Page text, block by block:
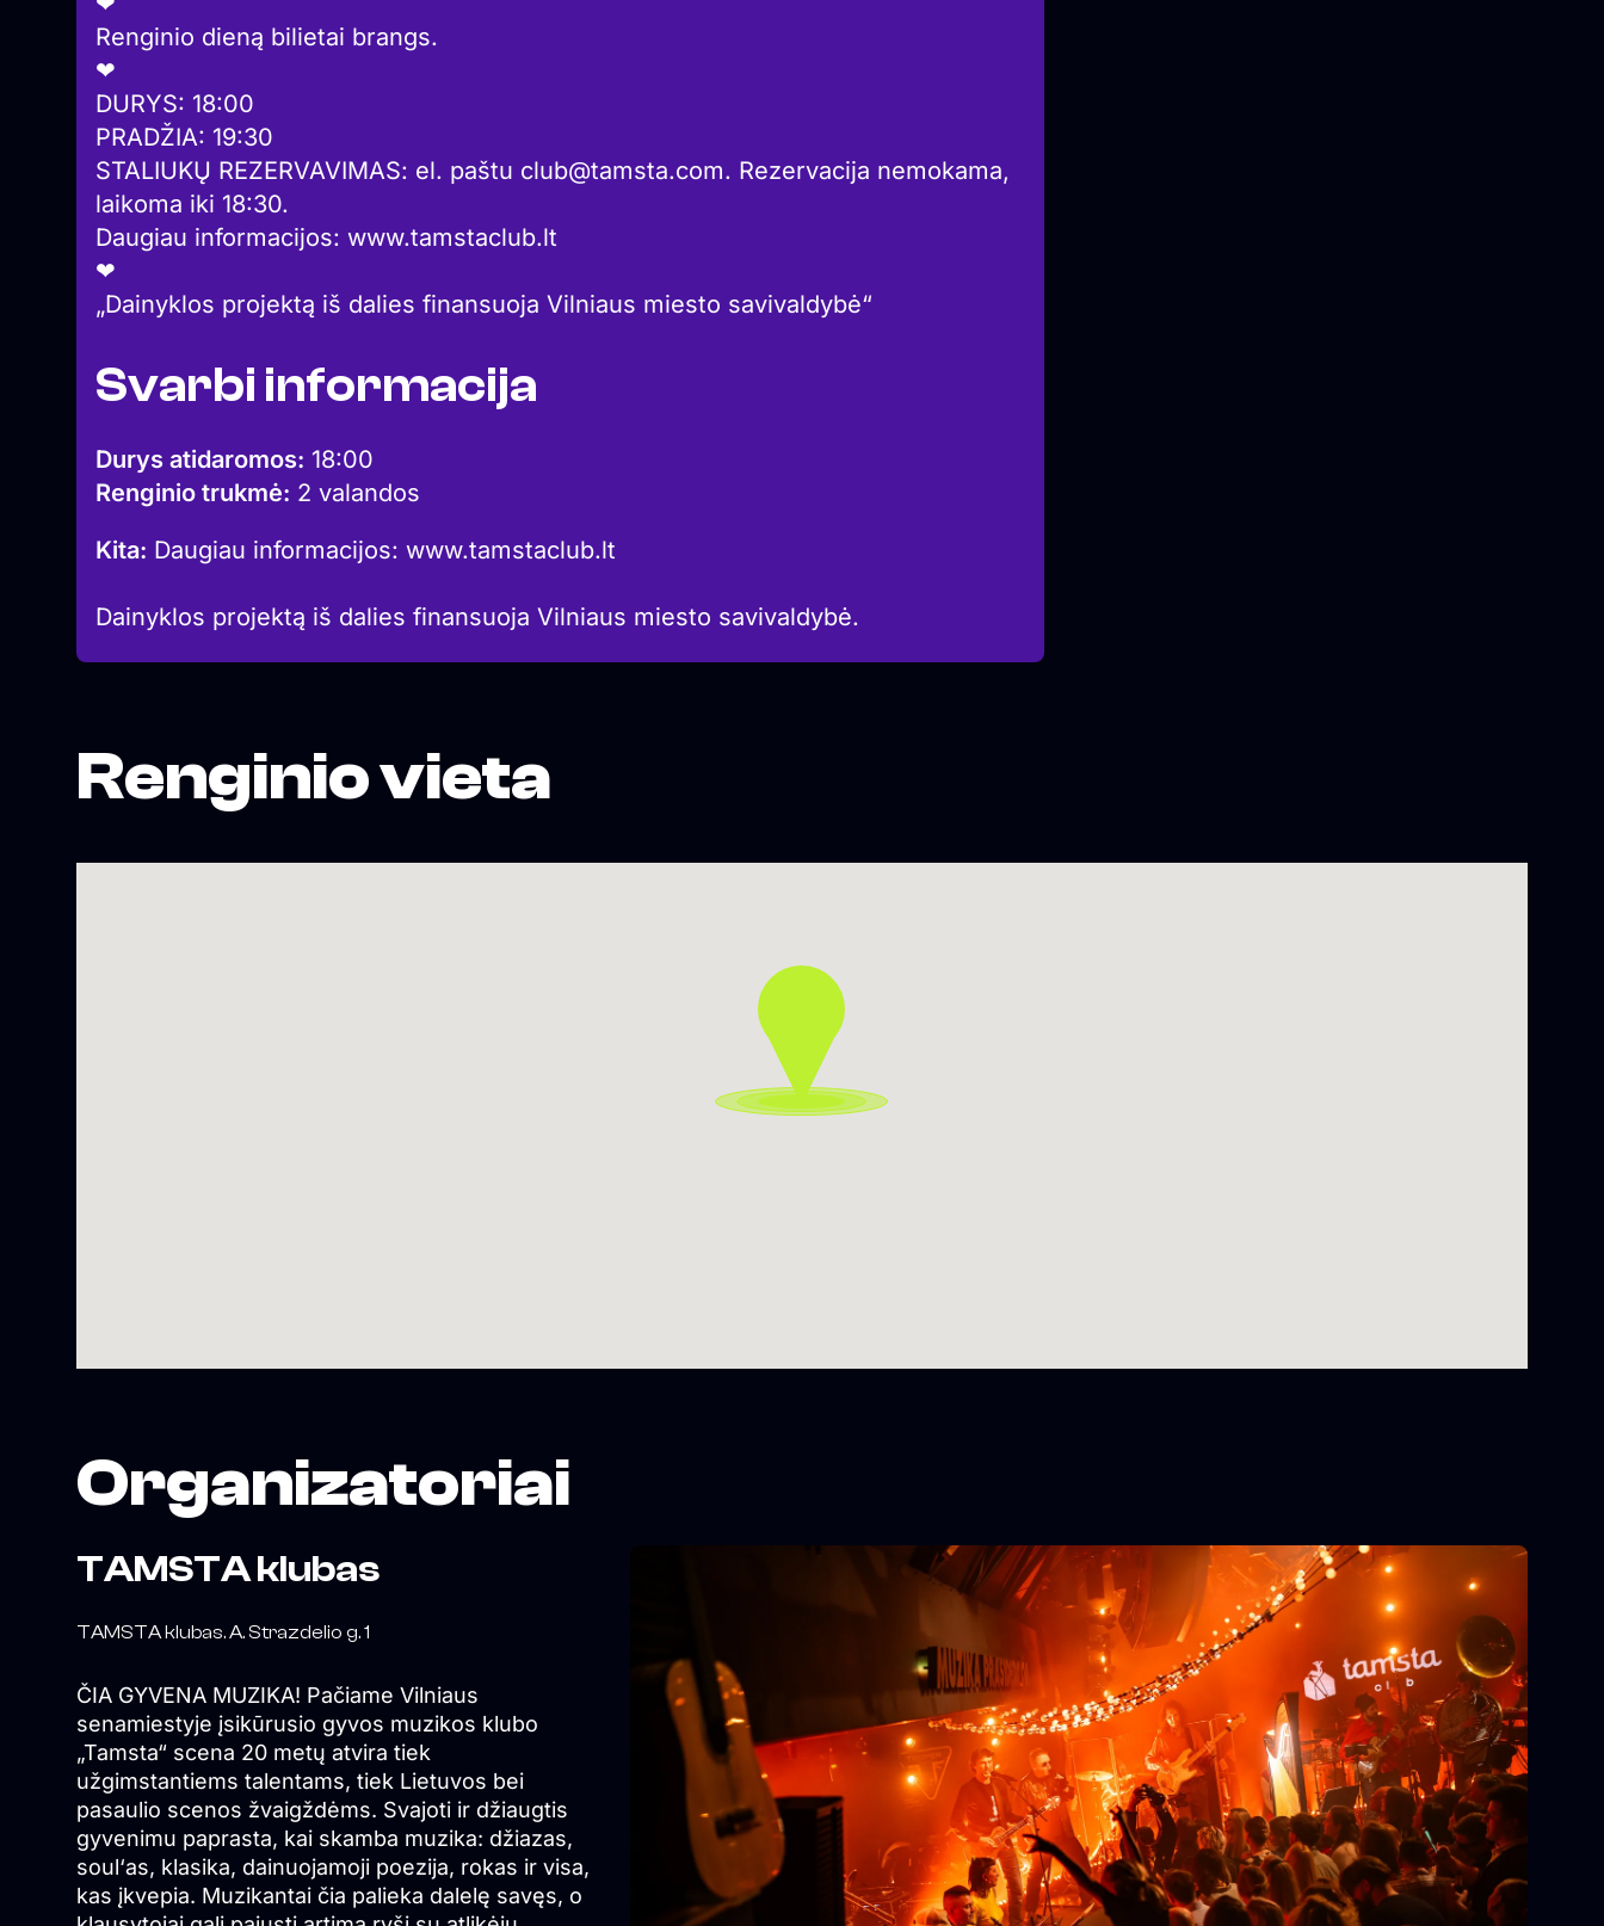
Renginio dieną bilietai brangs.
❤︎
DURYS: 18:00
PRADŽIA: 19:30
STALIUKŲ REZERVAVIMAS: el. paštu club@tamsta.com. Rezervacija nemokama,
laikoma iki 18:30.
Daugiau informacijos: www.tamstaclub.lt
❤︎
„Dainyklos projektą iš dalies finansuoja Vilniaus miesto savivaldybė“
Svarbi informacija
Durys atidaromos: 18:00
Renginio trukmė: 2 valandos
Kita: Daugiau informacijos: www.tamstaclub.lt
Dainyklos projektą iš dalies finansuoja Vilniaus miesto savivaldybė.
Renginio vieta
Organizatoriai
TAMSTA klubas
TAMSTA klubas. A. Strazdelio g. 1
ČIA GYVENA MUZIKA! Pačiame Vilniaus
senamiestyje įsikūrusio gyvos muzikos klubo
„Tamsta“ scena 20 metų atvira tiek
užgimstantiems talentams, tiek Lietuvos bei
pasaulio scenos žvaigždėms. Svajoti ir džiaugtis
gyvenimu paprasta, kai skamba muzika: džiazas,
soul‘as, klasika, dainuojamoji poezija, rokas ir visa,
kas įkvepia. Muzikantai čia palieka dalelę savęs, o